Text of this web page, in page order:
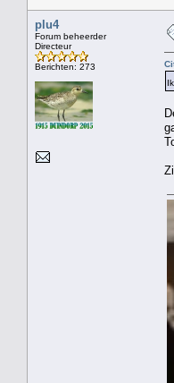
plu4
Forum beheerder
Directeur
Berichten: 273